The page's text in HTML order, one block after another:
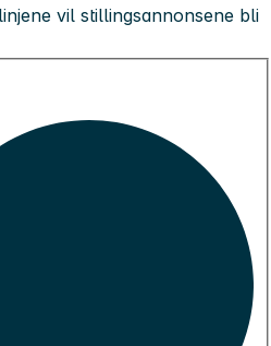
vil stillingsannonsene bli